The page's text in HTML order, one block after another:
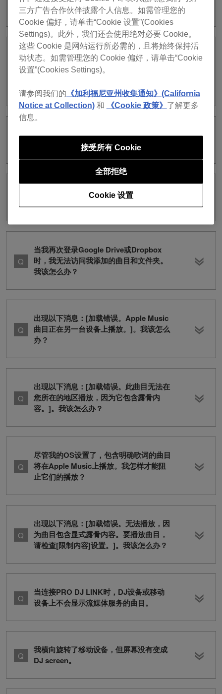
试。]错误。我该怎么办？
当我试图通过将移动设备放在DJ设备上登
录时，移动设备上显示了一个[无法正常完
成。再次将智能手机放在DJ设备上。]错
误。我该怎么办？
即使将移动设备（NFC兼容）放在DJ设备
上，我也无法登录。
我无法在CloudDirectPlay上播放我上传
当我再次登录Google Drive或Dropbox
时，我无法访问我添加的曲目和文件夹。
我该怎么办？
出现以下消息：[加载错误。Apple Music
曲目正在另一台设备上播放。]。我该怎么
办？
出现以下消息：[加载错误。此曲目无法在
您所在的地区播放，因为它包含露骨内
容。]。我该怎么办？
尽管我的OS设置了，包含明确歌词的曲目
将在Apple Music上播放。我怎样才能阻
止它们的播放？
出现以下消息：[加载错误。无法播放，因
为曲目包含显式露骨内容。要播放曲目，
请检查[限制内容]设置。]。我该怎么办？
当连接PRO DJ LINK时，DJ设备或移动
设备上不会显示流媒体服务的曲目。
我横向旋转了移动设备，但屏幕没有变成
DJ screen。
三方广告合作伙伴披露个人信息。如需管理您的
Cookie 偏好，请单击“Cookie 设置”(Cookies
Settings)。此外，我们还会使用绝对必要 Cookie。
这些 Cookie 是网站运行所必需的，且将始终保持活
动状态。如需管理您的 Cookie 偏好，请单击“Cookie
设置”(Cookies Settings)。
请参阅我们的 《加利福尼亚州收集通知》(California
Notice at Collection)和 《Cookie 政策》 了解更多
信息。
Cookie 设置
全部拒绝
接受所有 Cookie